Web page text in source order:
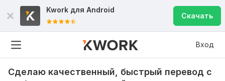
Kwork для Android
Скачать
Вход
Сделаю качественный, быстрый перевод с